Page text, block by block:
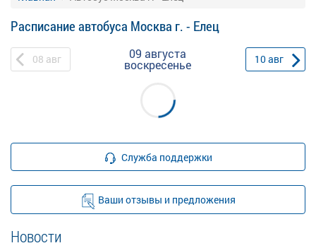
Расписание автобуса Москва г. - Елец
08 авг 09 августа
воскресенье 10авг
Служба поддержки
Ваши отзывы и предложения
Новости